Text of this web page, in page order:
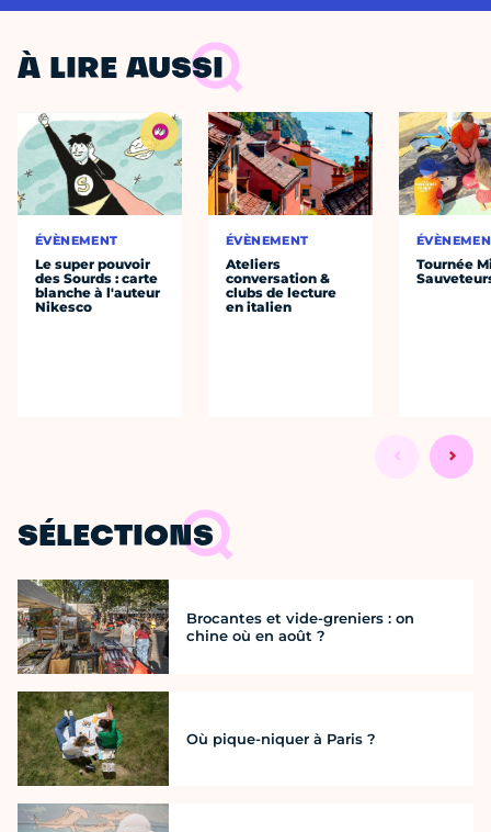
À LIRE AUSSI
ÉVÈNEMENT
Le super pouvoir
des Sourds : carte
blanche à l'auteur
Nikesco
ÉVÈNEMENT
Ateliers
conversation &
clubs de lecture
en italien
Tournée
SÉLECTIONS
Brocantes et vide-greniers : on
chine où en août ?
Où pique-niquer à Paris ?